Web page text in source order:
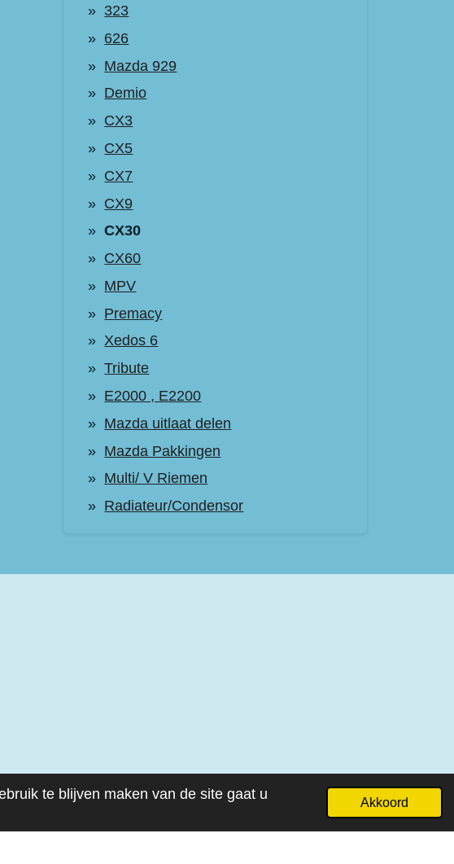
te blijven maken van de site gaat u
Akkoord
323
626
Mazda 929
Demio
CX3
CX5
CX7
CX9
CX30
CX60
MPV
Premacy
Xedos 6
Tribute
E2000 , E2200
Mazda uitlaat delen
Mazda Pakkingen
Multi/ V Riemen
Radiateur/Condensor
JouwWeb